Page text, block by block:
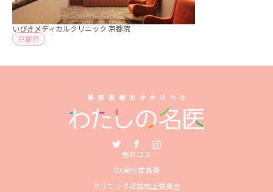
いびきメディカルクリニック 京都院
京都府
売れコス
DX実行委員長
クリニック収益向上委員会